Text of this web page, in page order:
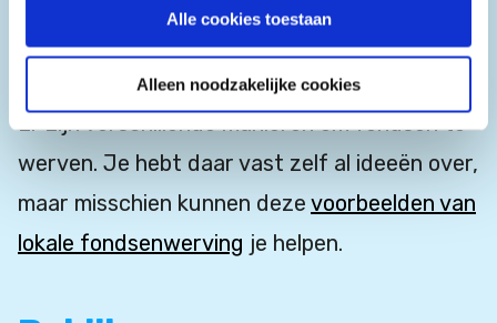
Alle cookies toestaan
Alleen noodzakelijke cookies
Evalueer en pas zo nodig aan. Zo kun je
het de volgende keer nog beter doen
Er zijn verschillende manieren om fondsen te
werven. Je hebt daar vast zelf al ideeën over,
maar misschien kunnen deze voorbeelden van
lokale fondsenwerving je helpen.